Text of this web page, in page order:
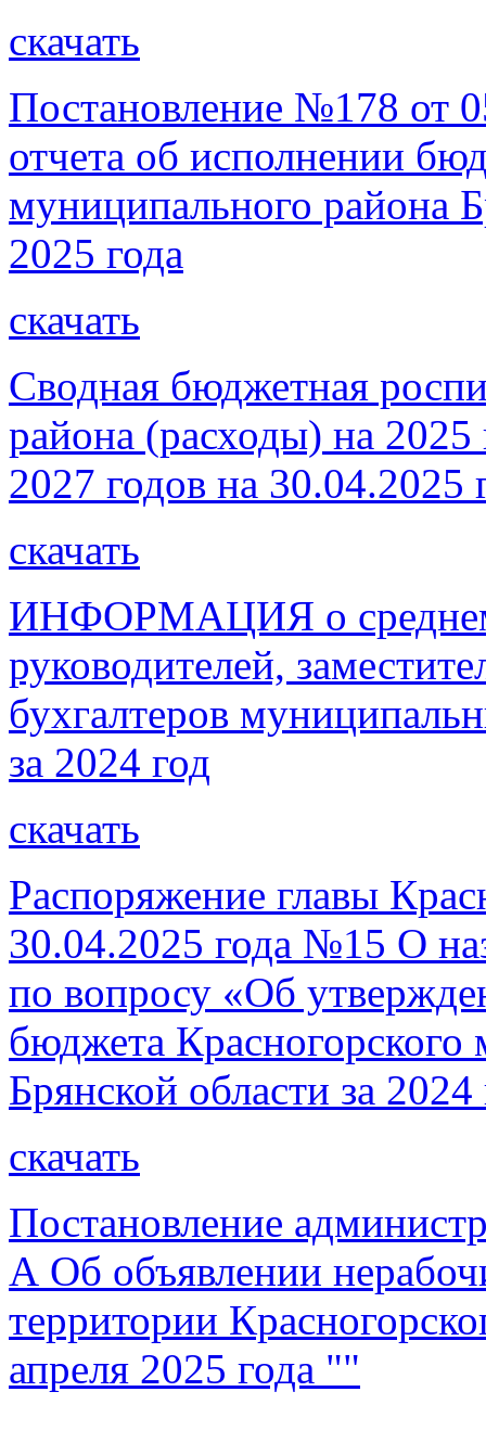
скачать
Постановление №178 от
отчета об исполнении
муниципального района
2025 года
скачать
Сводная бюджетная
района (расходы) на
2027 годов на 30.04.2025
скачать
ИНФОРМАЦИЯ о
руководителей,
бухгалтеров
за 2024 год
скачать
Распоряжение главы
30.04.2025 года №15 О
по вопросу «Об
бюджета
Брянской области за
скачать
Постановление
А Об объявлении
территории
апреля 2025 года ""